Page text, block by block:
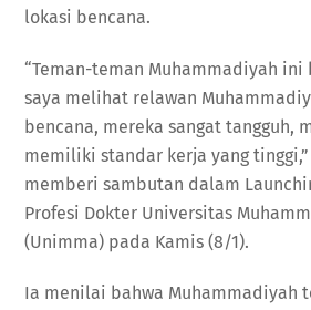
lokasi bencana.
“Teman-teman Muhammadiyah ini
saya melihat relawan
bencana, mereka sangat tangguh,
memiliki standar kerja yang
memberi sambutan dalam
Profesi Dokter Universitas
(Unimma) pada Kamis (8/1).
Ia menilai bahwa Muhammadiyah